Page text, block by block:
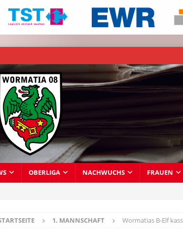
OBERLIGA NACHWUCHS FRAUEN
1. MANNSCHAFT Wormatias B-Elf